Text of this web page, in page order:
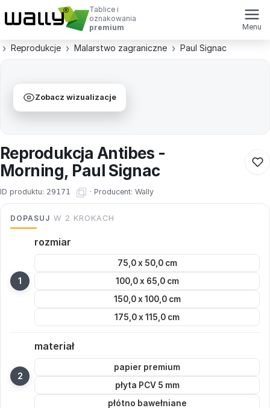
Tablice i
oznakowania
premium
Menu
Reprodukcje Malarstwo zagraniczne Paul Signac
Zobacz wizualizacje
Reprodukcja Antibes -
Morning, Paul Signac
ID produktu: 29171 · Producent: Wally
DOPASUJ W 2 KROKACH
rozmiar
75,0 x 50,0 cm
100,0 x 65,0 cm
150,0 x 100,0 cm
175,0 x 115,0 cm
materiał
papier premium
płyta PCV 5 mm
płótno bawełniane